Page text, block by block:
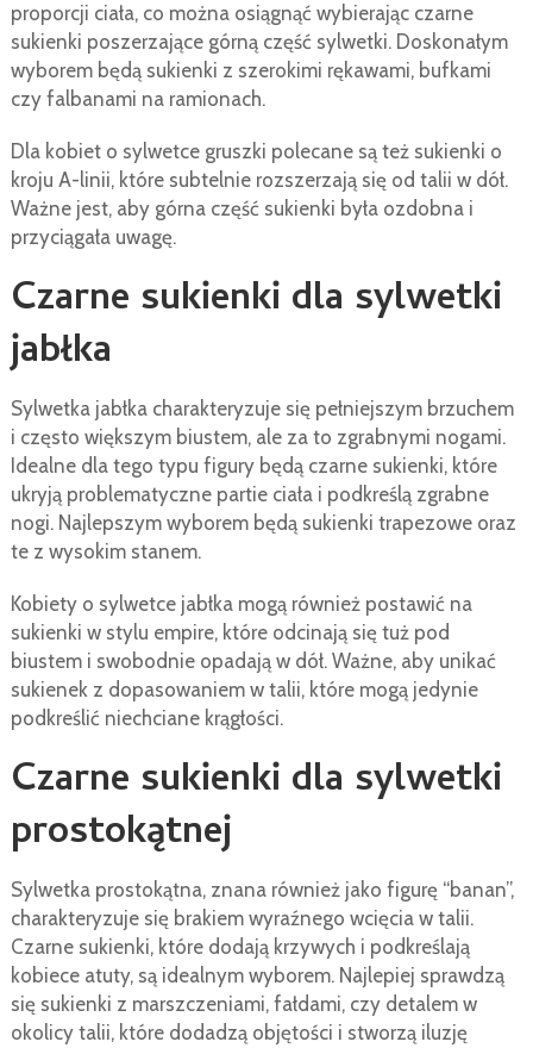
proporcji ciała, co można osiągnąć wybierając czarne
sukienki poszerzające górną część sylwetki. Doskonałym
wyborem będą sukienki z szerokimi rękawami, bufkami
czy falbanami na ramionach.
Dla kobiet o sylwetce gruszki polecane są też sukienki o
kroju A-linii, które subtelnie rozszerzają się od talii w dół.
Ważne jest, aby górna część sukienki była ozdobna i
przyciągała uwagę.
Czarne sukienki dla sylwetki
jabłka
Sylwetka jabłka charakteryzuje się pełniejszym brzuchem
i często większym biustem, ale za to zgrabnymi nogami.
Idealne dla tego typu figury będą czarne sukienki, które
ukryją problematyczne partie ciała i podkreślą zgrabne
nogi. Najlepszym wyborem będą sukienki trapezowe oraz
te z wysokim stanem.
Kobiety o sylwetce jabłka mogą również postawić na
sukienki w stylu empire, które odcinają się tuż pod
biustem i swobodnie opadają w dół. Ważne, aby unikać
sukienek z dopasowaniem w talii, które mogą jedynie
podkreślić niechciane krągłości.
Czarne sukienki dla sylwetki
prostokątnej
Sylwetka prostokątna, znana również jako figurę “banan”,
charakteryzuje się brakiem wyraźnego wcięcia w talii.
Czarne sukienki, które dodają krzywych i podkreślają
kobiece atuty, są idealnym wyborem. Najlepiej sprawdzą
się sukienki z marszczeniami, fałdami, czy detalem w
okolicy talii, które dodadzą objętości i stworzą iluzję